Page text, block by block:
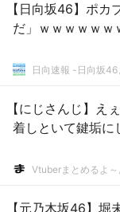
【日向坂46】ポ
だ」ｗｗｗｗｗｗ
日向速報 -日向坂
【にじさんじ】え
着しといて鍵垢に
Vtuberまとめるよ～
【元乃木坂46】